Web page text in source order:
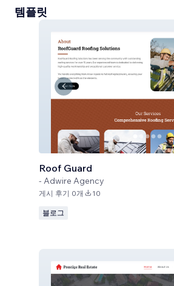
템플릿
Roof Guard
- Adwire Agency
게시 후기 0개 10
블로그